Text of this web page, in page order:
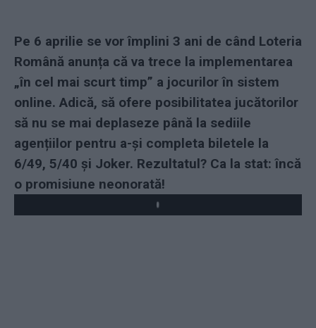
Pe 6 aprilie se vor împlini 3 ani de când Loteria
Română anunța că va trece la implementarea
„în cel mai scurt timp” a jocurilor în sistem
online. Adică, să ofere posibilitatea jucătorilor
să nu se mai deplaseze până la sediile
agențiilor pentru a-și completa biletele la
6/49, 5/40 și Joker. Rezultatul? Ca la stat: încă
o promisiune neonorată!
Play